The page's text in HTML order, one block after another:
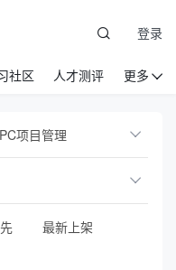
社区 人才测评 更多
登录
项目管理
最新上架